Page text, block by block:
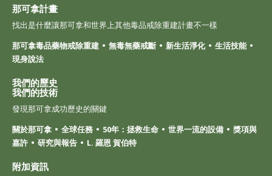
那可拿計畫
找出是什麼讓那可拿和世界上其他毒品戒除重建計畫不一樣
那可拿毒品藥物戒除重建
無毒無藥戒斷 新生活淨化
生活技能
現身說法
我們的歷史
我們的技術
發現那可拿成功歷史的關鍵
關於那可拿
全球任務 50年：拯救生命 世界一流的設備
獎項與
嘉許
研究與報告 L. 羅恩 賀伯特
附加資訊